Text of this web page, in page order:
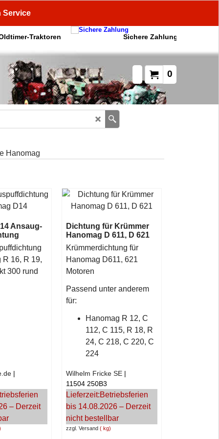
Service
Traktoren Sichere Zahlung
0
Hanomag
Ansaug-
R 16, R 19,
300 rund
– Derzeit
Dichtung für Krümmer
Hanomag D 611, D 621
Krümmerdichtung für
Hanomag D611, 621
Motoren
Passend unter anderem
für:
Hanomag R 12, C
112, C 115, R 18, R
24, C 218, C 220, C
224
zzgl. Versand kg
Wilhelm Fricke SE
11504 250B3
Lieferzeit:Betriebsferien
bis 14.08.2026 – Derzeit
nicht bestellbar